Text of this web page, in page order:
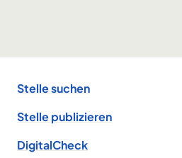
Stelle suchen
Stelle publizieren
DigitalCheck